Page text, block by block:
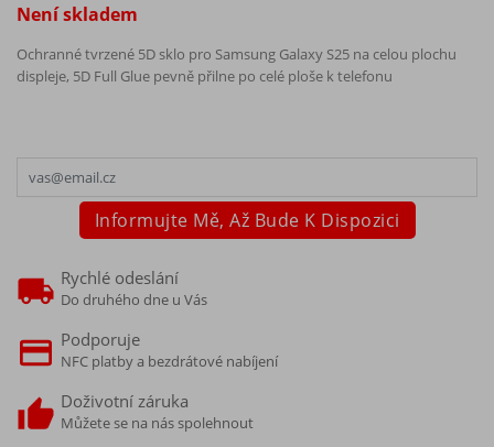
Není skladem
Ochranné tvrzené 5D sklo pro Samsung Galaxy S25 na celou plochu
displeje, 5D Full Glue pevně přilne po celé ploše k telefonu
Informujte Mě, Až Bude K Dispozici
Rychlé odeslání
Do druhého dne u Vás
Podporuje
NFC platby a bezdrátové nabíjení
Doživotní záruka
Můžete se na nás spolehnout